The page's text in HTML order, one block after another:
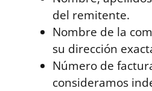
del remitente.
Nombre de la
su dirección
Número de
consideramos